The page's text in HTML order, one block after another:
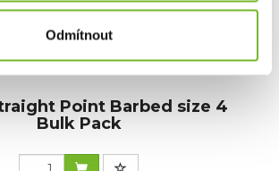
Odmítnout
Point Barbed size 4
Bulk Pack